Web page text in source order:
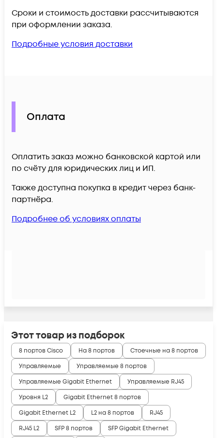
Сроки и стоимость доставки рассчитываются
при оформлении заказа.
Подробные условия доставки
Оплата
Оплатить заказ можно банковской картой или
по счёту для юридических лиц и ИП.
Также доступна покупка в кредит через банк-
партнёра.
Подробнее об условиях оплаты
Этот товар из подборок
8 портов Cisco На 8 портов
Стоечные на 8 портов
Управляемые
Управляемые 8 портов
Управляемые Gigabit Ethernet
Управляемые RJ45
Уровня L2
Gigabit Ethernet 8 портов
Gigabit Ethernet L2
L2 на 8 портов
RJ45
RJ45 L2
SFP 8 портов
SFP Gigabit Ethernet